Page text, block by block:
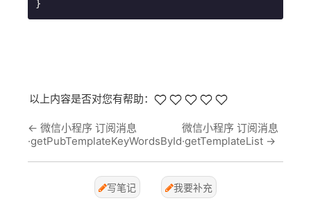
}
以上内容是否对您有帮助：
← 微信小程序 订阅消息
·getPubTemplateKeyWordsById
微信小程序 订阅消息
·getTemplateList →
写笔记 我要补充